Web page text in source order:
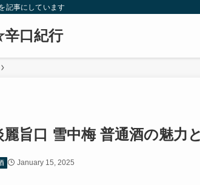
記事にしています
口紀行
麗旨口 雪中梅 普通酒の魅力
January 15, 2025